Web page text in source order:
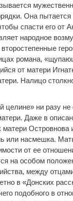
Она пытается
спасти его от
народное
романа,
от матери
Налицо
целине» ни разу не
Даже в
матери Островнова
или насмешка.
от ее
на особом
между
в «Донских
подобного в